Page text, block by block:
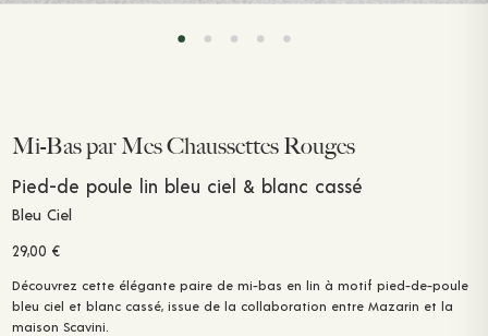
Mi-Bas par Mes Chaussettes Rouges
Pied-de poule lin bleu ciel & blanc cassé
Bleu Ciel
29,00 €
Découvrez cette élégante paire de mi-bas en lin à motif pied-de-poule
bleu ciel et blanc cassé, issue de la collaboration entre Mazarin et la
maison Scavini.